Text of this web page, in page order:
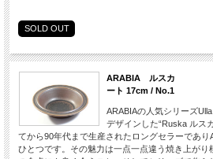
SOLD OUT
ARABIA ルス
ート 17cm / No.1
ARABIAの人気シリーズ
デザインした“Ruska ルス
てから90年代まで生産されたロングセラーであ
ひとつです。その魅力は一点一点違う焼き上が